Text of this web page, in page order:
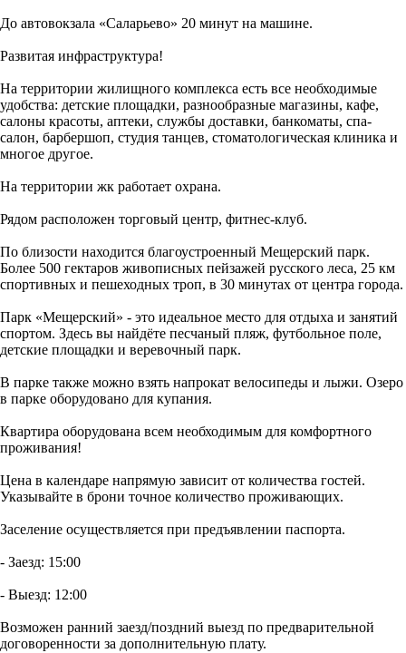
До автовокзала «Саларьево» 20 минут на машине.
Развитая инфраструктура!
На территории жилищного комплекса есть все необходимые
удобства: детские площадки, разнообразные магазины, кафе,
салоны красоты, аптеки, службы доставки, банкоматы, спа-
салон, барбершоп, студия танцев, стоматологическая клиника и
многое другое.
На территории жк работает охрана.
Рядом расположен торговый центр, фитнес-клуб.
По близости находится благоустроенный Мещерский парк.
Более 500 гектаров живописных пейзажей русского леса, 25 км
спортивных и пешеходных троп, в 30 минутах от центра города.
Парк «Мещерский» - это идеальное место для отдыха и занятий
спортом. Здесь вы найдёте песчаный пляж, футбольное поле,
детские площадки и веревочный парк.
В парке также можно взять напрокат велосипеды и лыжи. Озеро
в парке оборудовано для купания.
Квартира оборудована всем необходимым для комфортного
проживания!
Цена в календаре напрямую зависит от количества гостей.
Указывайте в брони точное количество проживающих.
Заселение осуществляется при предъявлении паспорта.
- Заезд: 15:00
- Выезд: 12:00
Возможен ранний заезд/поздний выезд по предварительной
договоренности за дополнительную плату.